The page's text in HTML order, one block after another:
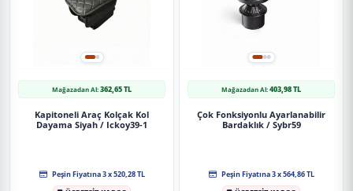
Mağazadan Al:362,65 TL
Kapitoneli Araç Kolçak Kol
Dayama Siyah / Ickoy39-1
Peşin Fiyatına 3 x 520,28 TL
Mağazadan Al:403,98 TL
Çok Fonksiyonlu Ayarlanabilir
Bardaklık / Sybr59
Peşin Fiyatına 3 x 564,86 TL